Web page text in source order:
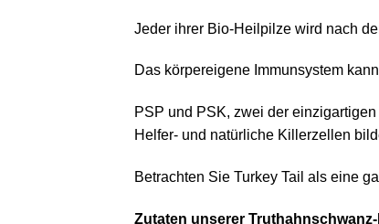
Jeder ihrer Bio-Heilpilze wird nach
Das körpereigene Immunsystem
PSP und PSK, zwei der
Helfer- und natürliche Killerzellen
Betrachten Sie Turkey Tail als eine
Zutaten unserer